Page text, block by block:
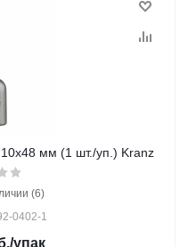
мм (1 шт./уп.) Kranz
(6)
0402-1
/упак